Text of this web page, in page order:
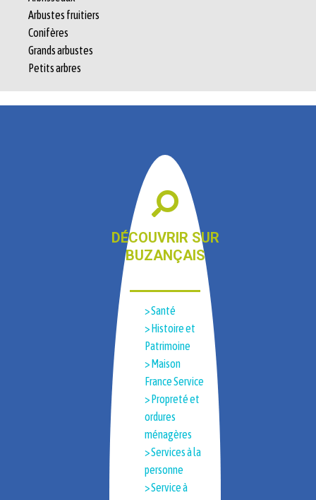
Arbustes fruitiers
Conifères
Grands arbustes
Petits arbres
DÉCOUVRIR SUR
BUZANÇAIS
> Santé
> Histoire et
Patrimoine​
> Maison
France Service
> Propreté et
ordures
ménagères
> Services à la
personne
> Service à